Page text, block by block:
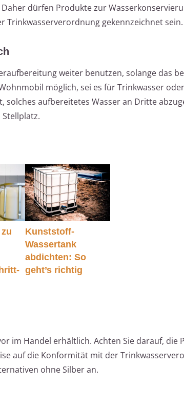
dürfen Produkte zur
Trinkwasserverordnung gekennzeichnet sein.
weiter benutzen, solange das
möglich, sei es für Trinkwasser
solches aufbereitetes Wasser an Dritte
Kunststoff-
Wassertank
abdichten: So
geht’s richtig
im Handel erhältlich. Achten Sie darauf, die
auf die Konformität mit der
ohne Silber an.